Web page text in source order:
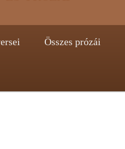
Összes prózái